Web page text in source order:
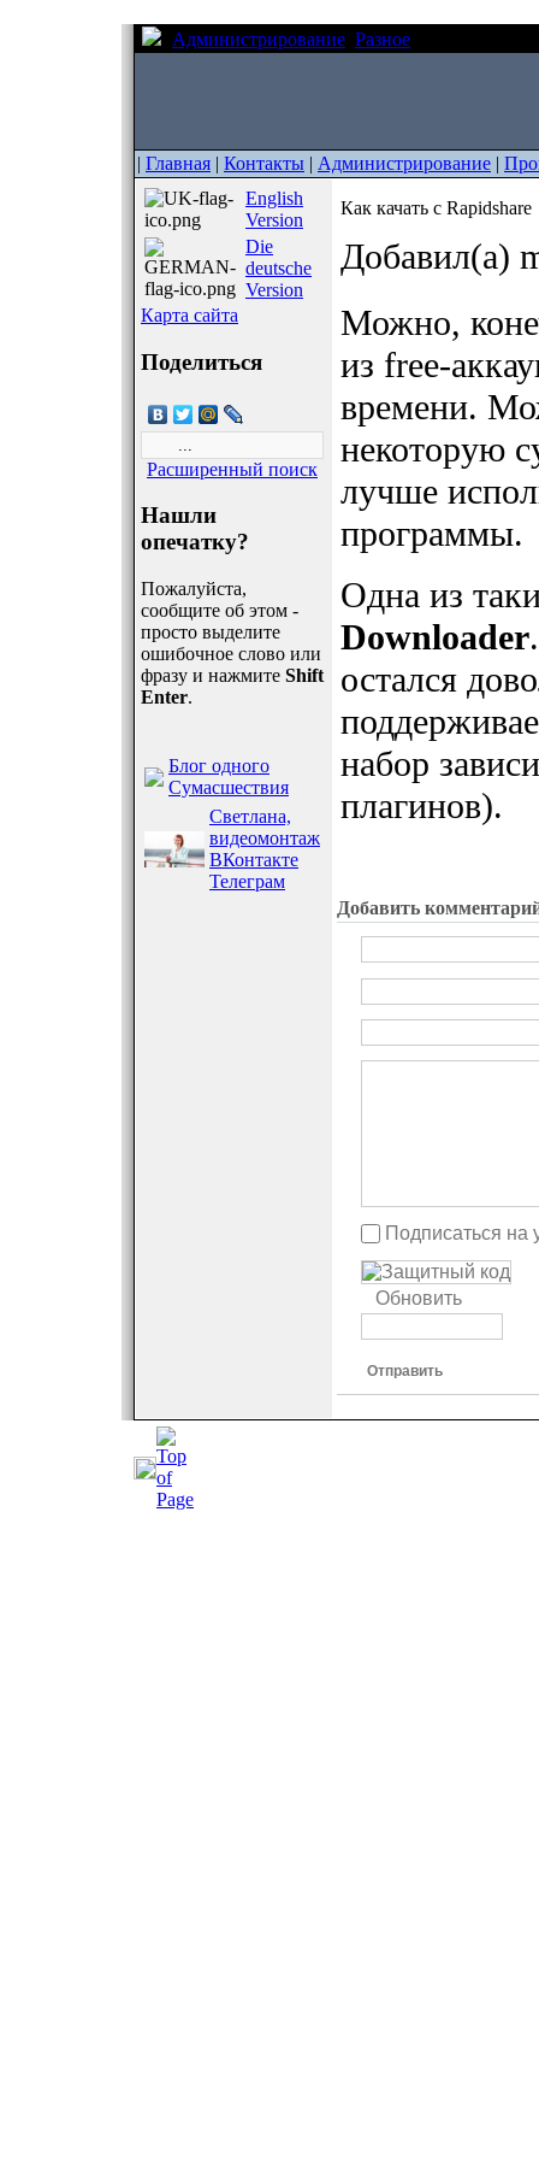
Администрирование Разное
| Главная | Контакты | Администрирование |
English
Version
Die
deutsche
Version
Карта сайта
Поделиться
Расширенный поиск
Нашли
опечатку?
Пожалуйста,
сообщите об этом -
просто выделите
ошибочное слово или
фразу и нажмите Shift
Enter.
Блог одного
Сумасшествия
Светлана,
видеомонтаж
ВКонтакте
Телеграм
Как качать с Rapidshare
Добавил(а)
Можно,
из free-
времени.
некоторую
лучше
программы.
Одна из
Downloader
остался
набор
плагинов).
Добавить
Подписаться
Обновить
Отправить